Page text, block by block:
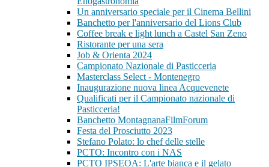
Un anniversario speciale per il Cinema Bellini
Banchetto per l'anniversario del Lions Club
Coffee break e light lunch a Castel San Zeno
Ristorante per una sera
Job & Orienta 2024
Campionato Nazionale di Pasticceria
Masterclass Select - Montenegro
Inaugurazione nuova linea Acquevenete
Qualificati per il Campionato nazionale di
Pasticceria!
Banchetto MontagnanaFilmForum
Festa del Prosciutto 2023
Stefano Polato: lo chef delle stelle
PCTO: Incontro con i NAS
PCTO IPSEOA: L'arte bianca e il gelato